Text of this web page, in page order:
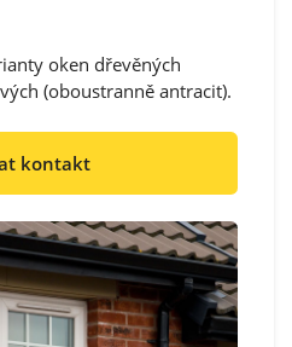
oken dřevěných
(oboustranně antracit).
kontakt